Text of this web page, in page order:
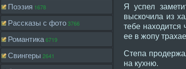
Поэзия 1678
Рассказы с фото3766
Романтика6719
Свингеры 2641
Я успел
выскочила из
тебе
ее в жопу
Степа
на кухню.